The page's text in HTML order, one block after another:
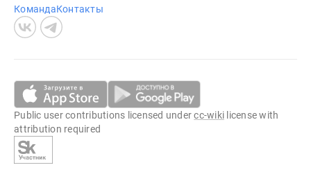
КомандаКонтакты
Public user contributions licensed undercc-wiki license with
attribution required